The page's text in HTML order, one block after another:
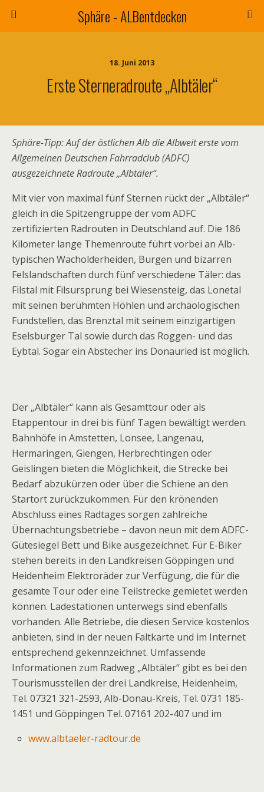
Sphäre - ALBentdecken
18. Juni 2013
Erste Sterneradroute „Albtäler“
Sphäre-Tipp: Auf der östlichen Alb die Albweit erste vom
Allgemeinen Deutschen Fahrradclub (ADFC)
ausgezeichnete Radroute „Albtäler“.
Mit vier von maximal fünf Sternen rückt der „Albtäler“
gleich in die Spitzengruppe der vom ADFC
zertifizierten Radrouten in Deutschland auf. Die 186
Kilometer lange Themenroute führt vorbei an Alb-
typischen Wacholderheiden, Burgen und bizarren
Felslandschaften durch fünf verschiedene Täler: das
Filstal mit Filsursprung bei Wiesensteig, das Lonetal
mit seinen berühmten Höhlen und archäologischen
Fundstellen, das Brenztal mit seinem einzigartigen
Eselsburger Tal sowie durch das Roggen- und das
Eybtal. Sogar ein Abstecher ins Donauried ist möglich.
Der „Albtäler“ kann als Gesamttour oder als
Etappentour in drei bis fünf Tagen bewältigt werden.
Bahnhöfe in Amstetten, Lonsee, Langenau,
Hermaringen, Giengen, Herbrechtingen oder
Geislingen bieten die Möglichkeit, die Strecke bei
Bedarf abzukürzen oder über die Schiene an den
Startort zurückzukommen. Für den krönenden
Abschluss eines Radtages sorgen zahlreiche
Übernachtungsbetriebe – davon neun mit dem ADFC-
Gütesiegel Bett und Bike ausgezeichnet. Für E-Biker
stehen bereits in den Landkreisen Göppingen und
Heidenheim Elektroräder zur Verfügung, die für die
gesamte Tour oder eine Teilstrecke gemietet werden
können. Ladestationen unterwegs sind ebenfalls
vorhanden. Alle Betriebe, die diesen Service kostenlos
anbieten, sind in der neuen Faltkarte und im Internet
entsprechend gekennzeichnet. Umfassende
Informationen zum Radweg „Albtäler“ gibt es bei den
Tourismusstellen der drei Landkreise, Heidenheim,
Tel. 07321 321-2593, Alb-Donau-Kreis, Tel. 0731 185-
1451 und Göppingen Tel. 07161 202-407 und im
www.albtaeler-radtour.de